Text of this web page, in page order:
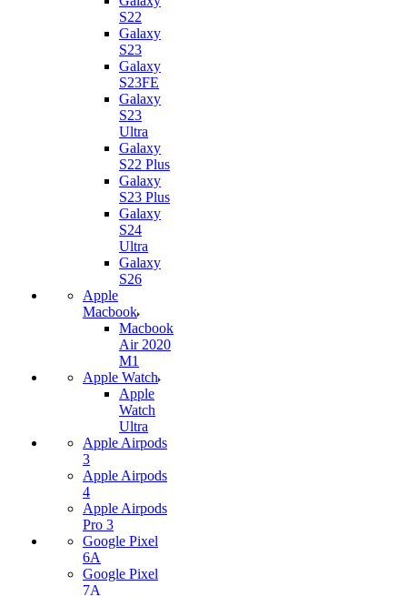
S22
Galaxy
S23
Galaxy
S23FE
Galaxy
S23
Ultra
Galaxy
S22 Plus
Galaxy
S23 Plus
Galaxy
S24
Ultra
Galaxy
S26
Apple
Macbook
Macbook
Air 2020
M1
Apple Watch
Apple
Watch
Ultra
Apple Airpods
3
Apple Airpods
4
Apple Airpods
Pro 3
Google Pixel
6A
Google Pixel
7А